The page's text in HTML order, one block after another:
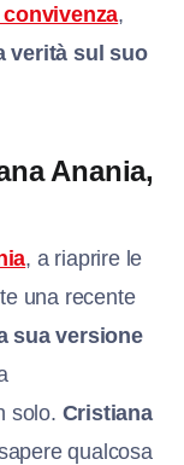
,
verità sul suo
Anania,
, a riaprire le
una recente
sua versione
solo. Cristiana
qualcosa